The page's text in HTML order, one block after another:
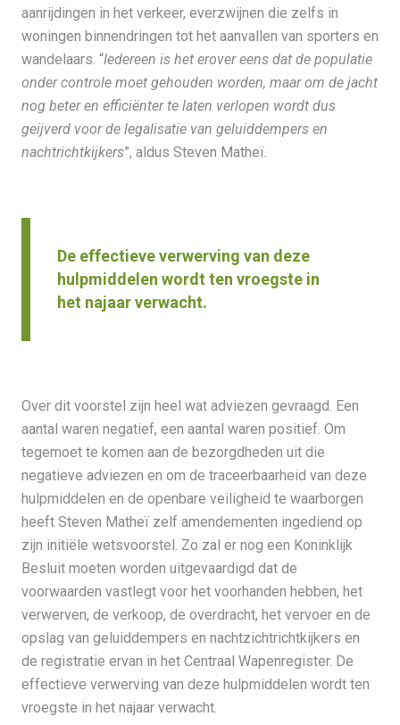
aanrijdingen in het verkeer, everzwijnen die zelfs in
woningen binnendringen tot het aanvallen van sporters en
wandelaars. “Iedereen is het erover eens dat de populatie
onder controle moet gehouden worden, maar om de jacht
nog beter en efficiënter te laten verlopen wordt dus
geijverd voor de legalisatie van geluiddempers en
nachtrichtkijkers”, aldus Steven Matheï.
De effectieve verwerving van deze
hulpmiddelen wordt ten vroegste in
het najaar verwacht.
Over dit voorstel zijn heel wat adviezen gevraagd. Een
aantal waren negatief, een aantal waren positief. Om
tegemoet te komen aan de bezorgdheden uit die
negatieve adviezen en om de traceerbaarheid van deze
hulpmiddelen en de openbare veiligheid te waarborgen
heeft Steven Matheï zelf amendementen ingediend op
zijn initiële wetsvoorstel. Zo zal er nog een Koninklijk
Besluit moeten worden uitgevaardigd dat de
voorwaarden vastlegt voor het voorhanden hebben, het
verwerven, de verkoop, de overdracht, het vervoer en de
opslag van geluiddempers en nachtzichtrichtkijkers en
de registratie ervan in het Centraal Wapenregister. De
effectieve verwerving van deze hulpmiddelen wordt ten
vroegste in het najaar verwacht.